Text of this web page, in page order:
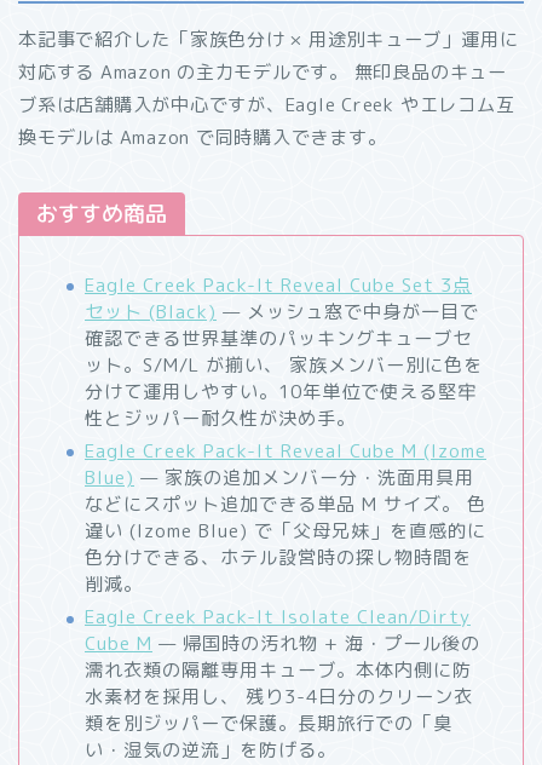
本記事で紹介した「家族色分け × 用途別キューブ」運用に
対応する Amazon の主力モデルです。 無印良品のキュー
ブ系は店舗購入が中心ですが、Eagle Creek やエレコム互
換モデルは Amazon で同時購入できます。
おすすめ商品
Eagle Creek Pack-It Reveal Cube Set 3点
セット (Black) — メッシュ窓で中身が一目で
確認できる世界基準のパッキングキューブセ
ット。S/M/L が揃い、 家族メンバー別に色を
分けて運用しやすい。10年単位で使える堅牢
性とジッパー耐久性が決め手。
Eagle Creek Pack-It Reveal Cube M (Izome
Blue) — 家族の追加メンバー分・洗面用具用
などにスポット追加できる単品 M サイズ。 色
違い (Izome Blue) で「父母兄妹」を直感的に
色分けできる、ホテル設営時の探し物時間を
削減。
Eagle Creek Pack-It Isolate Clean/Dirty
Cube M — 帰国時の汚れ物 + 海・プール後の
濡れ衣類の隔離専用キューブ。本体内側に防
水素材を採用し、 残り3-4日分のクリーン衣
類を別ジッパーで保護。長期旅行での「臭
い・湿気の逆流」を防げる。